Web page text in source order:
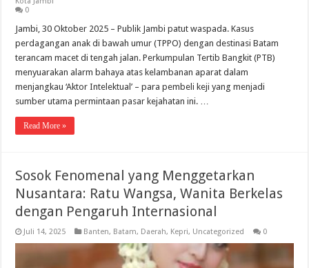
0
Jambi, 30 Oktober 2025 – Publik Jambi patut waspada. Kasus
perdagangan anak di bawah umur (TPPO) dengan destinasi Batam
terancam macet di tengah jalan. Perkumpulan Tertib Bangkit (PTB)
menyuarakan alarm bahaya atas kelambanan aparat dalam
menjangkau ‘Aktor Intelektual’ – para pembeli keji yang menjadi
sumber utama permintaan pasar kejahatan ini. …
Read More »
Sosok Fenomenal yang Menggetarkan
Nusantara: Ratu Wangsa, Wanita Berkelas
dengan Pengaruh Internasional
Juli 14, 2025 Banten, Batam, Daerah, Kepri, Uncategorized 0